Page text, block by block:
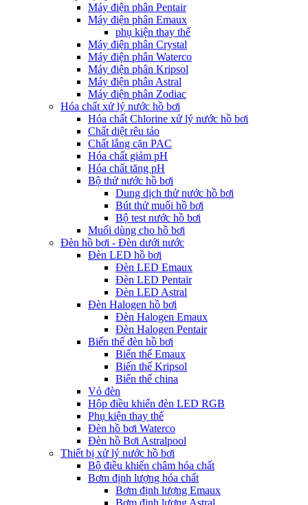
Máy điện phân Pentair
Máy điện phân Emaux
phụ kiện thay thế
Máy điện phân Crystal
Máy điện phân Waterco
Máy điện phân Kripsol
Máy điện phân Astral
Máy điện phân Zodiac
Hóa chất xử lý nước hồ bơi
Hóa chất Chlorine xử lý nước hồ bơi
Chất diệt rêu tảo
Chất lắng cặn PAC
Hóa chất giảm pH
Hóa chất tăng pH
Bộ thử nước hồ bơi
Dung dịch thử nước hồ bơi
Bút thử muối hồ bơi
Bộ test nước hồ bơi
Muối dùng cho hồ bơi
Đèn hồ bơi - Đèn dưới nước
Đèn LED hồ bơi
Đèn LED Emaux
Đèn LED Pentair
Đèn LED Astral
Đèn Halogen hồ bơi
Đèn Halogen Emaux
Đèn Halogen Pentair
Biến thế đèn hồ bơi
Biến thế Emaux
Biến thế Kripsol
Biến thế china
Vỏ đèn
Hộp điều khiển đèn LED RGB
Phụ kiện thay thế
Đèn hồ bơi Waterco
Đèn hồ Bơi Astralpool
Thiết bị xử lý nước hồ bơi
Bộ điều khiển châm hóa chất
Bơm định lượng hóa chất
Bơm định lượng Emaux
Bơm định lượng Astral